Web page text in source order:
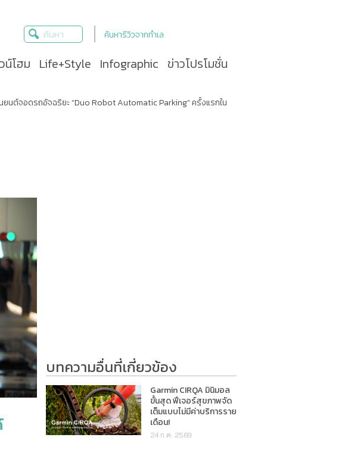
ค้นหารีวิวจากทำเล
น์โฮม Life+Style Infographic ข่าวโปรโมชั่น
ยนต์จอดรถอัจฉริยะ “Duo Robot Automatic Parking” ครั้งแรกใน
บทความอื่นที่เกี่ยวข้อง
Garmin CIRQA มินิมอล
ขั้นสุด ฟีเจอร์สุขภาพจัด
เต็มแบบไม่มีค่าบริการราย
เดือน!
24 ก.ค. 2569